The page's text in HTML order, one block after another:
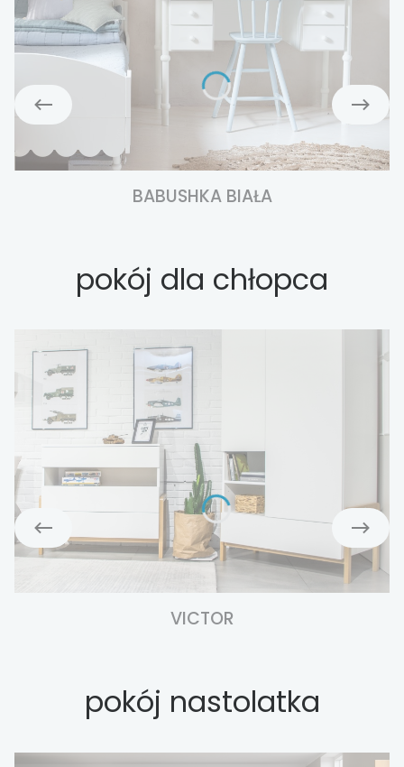
BABUSHKA BIAŁA
pokój dla chłopca
VICTOR
pokój nastolatka